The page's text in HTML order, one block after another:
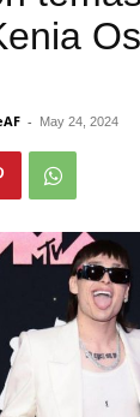
- May 24, 2024